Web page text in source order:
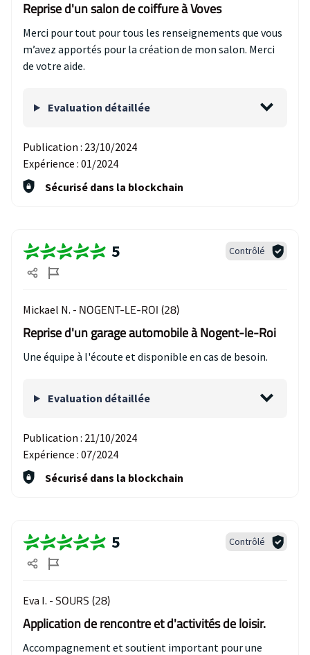
Reprise d'un salon de coiffure à Voves
Merci pour tout pour tous les renseignements que vous
m’avez apportés pour la création de mon salon. Merci
de votre aide.
Evaluation détaillée
Publication : 23/10/2024
Expérience : 01/2024
Sécurisé dans la blockchain
5 Contrôlé
Mickael N. - NOGENT-LE-ROI (28)
Reprise d'un garage automobile à Nogent-le-Roi
Une équipe à l'écoute et disponible en cas de besoin.
Evaluation détaillée
Publication : 21/10/2024
Expérience : 07/2024
Sécurisé dans la blockchain
5 Contrôlé
Eva I. - SOURS (28)
Application de rencontre et d'activités de loisir.
Accompagnement et soutient important pour une